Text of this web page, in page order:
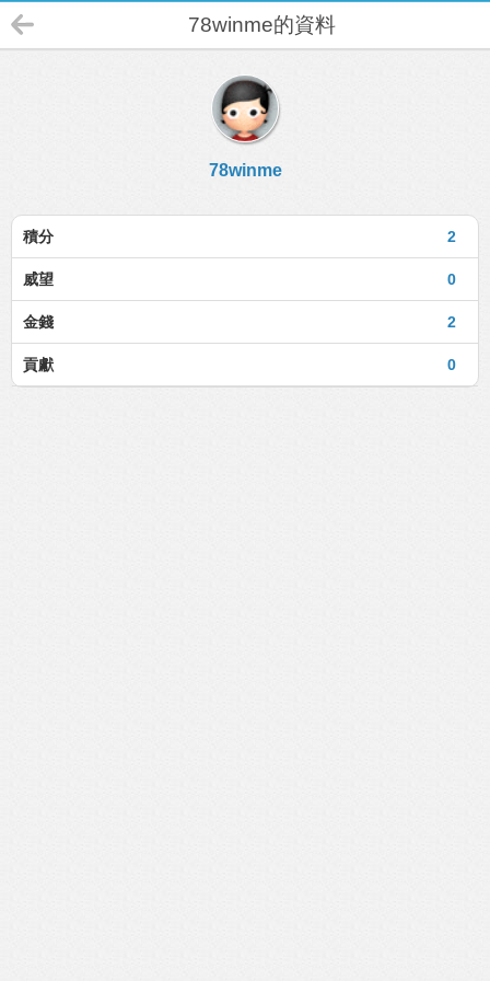
78winme的資料
78winme
2
積分
0
威望
2
金錢
0
貢獻